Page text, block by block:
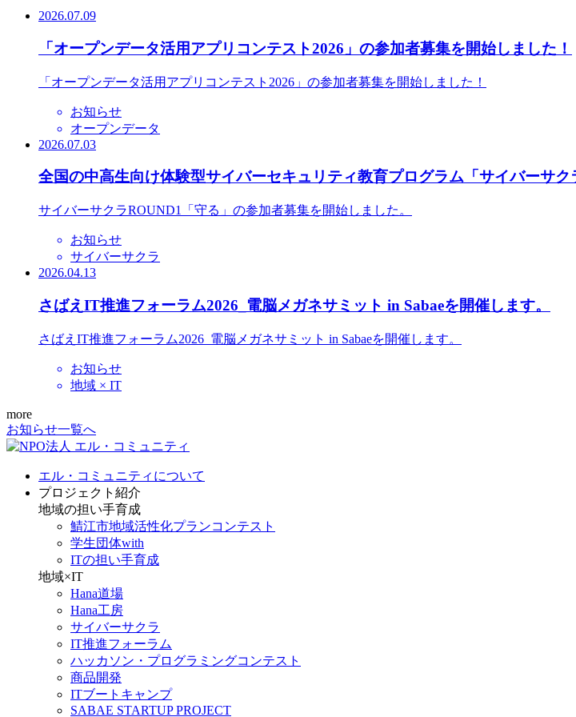
2026.07.09
「オープンデータ活用アプリコンテスト2026」の参加者募集を開始しました！
「オープンデータ活用アプリコンテスト2026」の参加者募集を開始しました！
お知らせ
オープンデータ
2026.07.03
全国の中高生向け体験型サイバーセキュリティ教育プログラム「サイバーサ
サイバーサクラROUND1「守る」の参加者募集を開始しました。
お知らせ
サイバーサクラ
2026.04.13
さばえIT推進フォーラム2026_電脳メガネサミット in Sabaeを開催します。
さばえIT推進フォーラム2026_電脳メガネサミット in Sabaeを開催します。
お知らせ
地域 × IT
more
お知らせ一覧へ
エル・コミュニティについて
プロジェクト紹介
地域の担い手育成
鯖江市地域活性化プランコンテスト
学生団体with
ITの担い手育成
地域×IT
Hana道場
Hana工房
サイバーサクラ
IT推進フォーラム
ハッカソン・プログラミングコンテスト
商品開発
ITブートキャンプ
SABAE STARTUP PROJECT